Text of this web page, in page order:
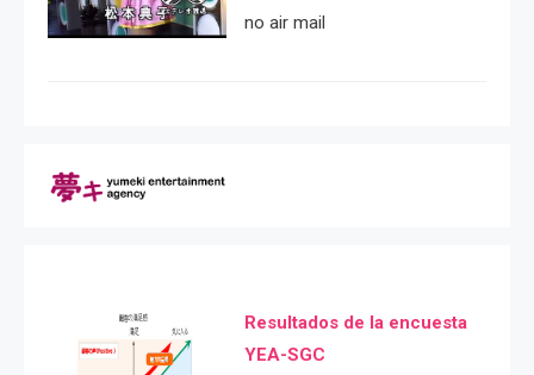
no air mail
Resultados de la encuesta
YEA-SGC